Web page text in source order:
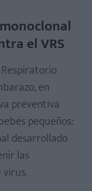
el VRS
en
preventiva
pequeños:
desarrollado
las